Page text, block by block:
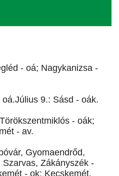
- oá; Nagykanizsa -
9.: Sásd - oák.
- oák;
- av.
Gyomaendrőd,
Zákányszék -
- ok; Kecskemét,